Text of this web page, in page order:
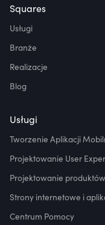
Squares
Usługi
Branże
Realizacje
Blog
Usługi
Tworzenie Aplikacji
Projektowanie User
Projektowanie
Strony internetowe i
Centrum Pomocy